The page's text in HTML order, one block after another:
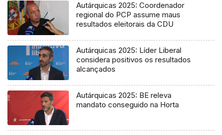
Autárquicas 2025: Coordenador
regional do PCP assume maus
resultados eleitorais da CDU
Autárquicas 2025: Líder Liberal
considera positivos os resultados
alcançados
Autárquicas 2025: BE releva
mandato conseguido na Horta